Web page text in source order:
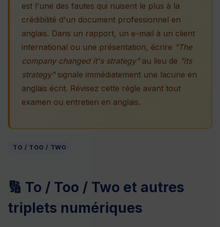
est l'une des fautes qui nuisent le plus à la
crédibilité d'un document professionnel en
anglais. Dans un rapport, un e-mail à un client
international ou une présentation, écrire "The
company changed it's strategy"au lieu de "its
strategy"signale immédiatement une lacune en
anglais écrit. Révisez cette règle avant tout
examen ou entretien en anglais.
TO / TOO / TWO
🔢 To / Too / Two et autres
triplets numériques